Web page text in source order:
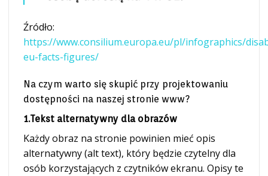
Źródło:
https://www.consilium.europa.eu/pl/infographics/
eu-facts-figures/
Na czym warto się skupić przy projektowaniu
dostępności na naszej stronie www?
1.Tekst alternatywny dla obrazów
Każdy obraz na stronie powinien mieć opis
alternatywny (alt text), który będzie czytelny dla
osób korzystających z czytników ekranu. Opisy te